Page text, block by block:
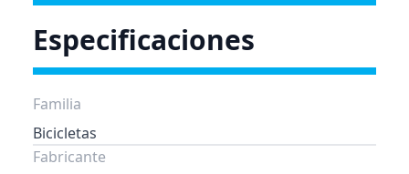
Especificaciones
Familia
Bicicletas
Fabricante